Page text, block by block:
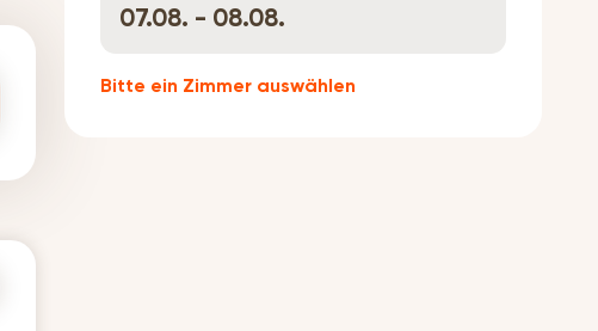
07.08. - 08.08.
Bitte ein Zimmer auswählen